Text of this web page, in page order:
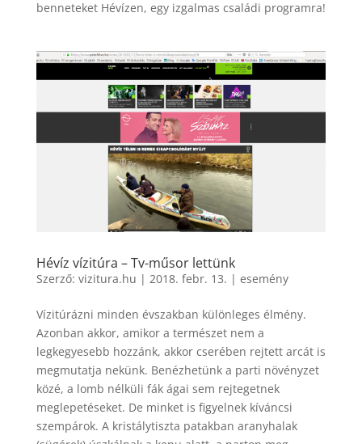
benneteket Hévízen, egy izgalmas családi programra!
Hévíz vízitúra – Tv-műsor lettünk
Szerző: vizitura.hu | 2018. febr. 13. | esemény
Vízitúrázni minden évszakban különleges élmény.
Azonban akkor, amikor a természet nem a
legkegyesebb hozzánk, akkor cserében rejtett arcát is
megmutatja nekünk. Benézhetünk a parti növényzet
közé, a lomb nélküli fák ágai sem rejtegetnek
meglepetéseket. De minket is figyelnek kíváncsi
szempárok. A kristálytiszta patakban aranyhalak